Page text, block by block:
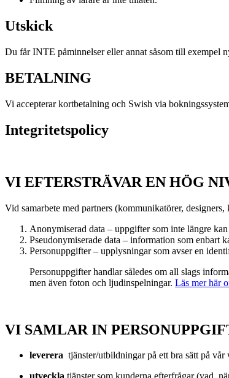
Utskick
Du får INTE påminnelser eller annat såsom till exempel
BETALNING
Vi accepterar kortbetalning och Swish via
Integritetspolicy
VI EFTERSTRÄVAR EN HÖG
Vid samarbete med partners (kommunikatörer,
Anonymiserad data – uppgifter som inte längre
Pseudonymiserade data – information som
Personuppgifter – upplysningar som avser en
Personuppgifter handlar således om all slags
men även foton och ljudinspelningar. Läs mer här
VI SAMLAR IN
leverera tjänster/utbildningar på ett bra sätt på